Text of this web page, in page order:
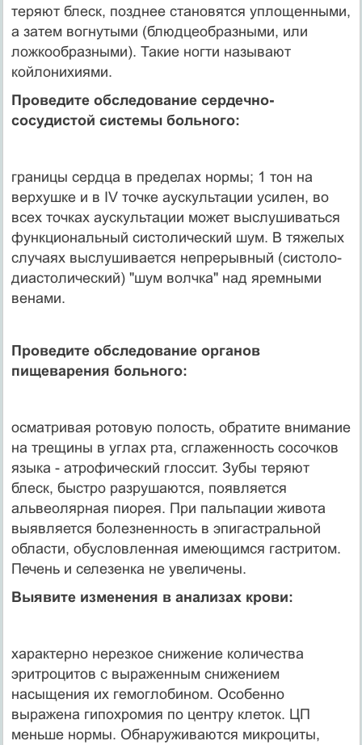
теряют блеск, позднее становятся уплощенными,
а затем вогнутыми (блюдцеобразными, или
ложкообразными). Такие ногти называют
койлонихиями.
Проведите обследование сердечно-
сосудистой системы больного:
границы сердца в пределах нормы; 1 тон на
верхушке и в IV точке аускультации усилен, во
всех точках аускультации может выслушиваться
функциональный систолический шум. В тяжелых
случаях выслушивается непрерывный (систоло-
диастолический) "шум волчка" над яремными
венами.
Проведите обследование органов
пищеварения больного:
осматривая ротовую полость, обратите внимание
на трещины в углах рта, сглаженность сосочков
языка - атрофический глоссит. Зубы теряют
блеск, быстро разрушаются, появляется
альвеолярная пиорея. При пальпации живота
выявляется болезненность в эпигастральной
области, обусловленная имеющимся гастритом.
Печень и селезенка не увеличены.
Выявите изменения в анализах крови:
характерно нерезкое снижение количества
эритроцитов с выраженным снижением
насыщения их гемоглобином. Особенно
выражена гипохромия по центру клеток. ЦП
меньше нормы. Обнаруживаются микроциты,